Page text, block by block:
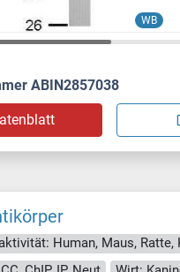
WB
ABIN2857038